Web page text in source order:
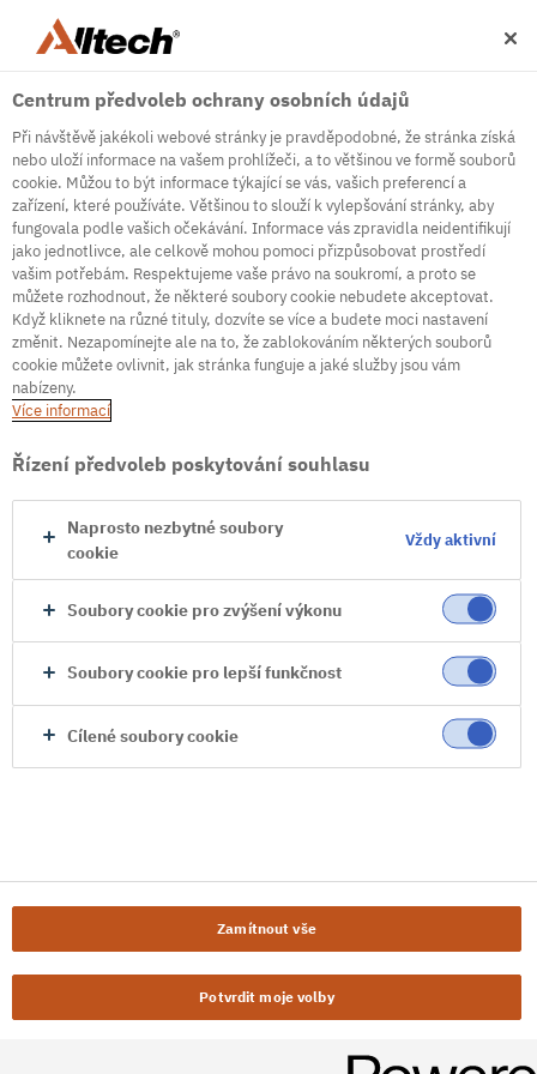
500
Internal Error Server
It seems we're experiencing some technical
difficulties. Try refreshing the page or go to the
homepage
Centrum předvoleb ochrany osobních údajů
Při návštěvě jakékoli webové stránky je pravděpodobné, že stránka získá
nebo uloží informace na vašem prohlížeči, a to většinou ve formě souborů
cookie. Můžou to být informace týkající se vás, vašich preferencí a
zařízení, které používáte. Většinou to slouží k vylepšování stránky, aby
fungovala podle vašich očekávání. Informace vás zpravidla neidentifikují
jako jednotlivce, ale celkově mohou pomoci přizpůsobovat prostředí
vašim potřebám. Respektujeme vaše právo na soukromí, a proto se
můžete rozhodnout, že některé soubory cookie nebudete akceptovat.
Když kliknete na různé tituly, dozvíte se více a budete moci nastavení
změnit. Nezapomínejte ale na to, že zablokováním některých souborů
cookie můžete ovlivnit, jak stránka funguje a jaké služby jsou vám
nabízeny.
Více informací
Řízení předvoleb poskytování souhlasu
Naprosto nezbytné soubory
cookie
Vždy aktivní
Soubory cookie pro zvýšení výkonu
Soubory cookie pro lepší funkčnost
Cílené soubory cookie
Zamítnout vše
Potvrdit moje volby